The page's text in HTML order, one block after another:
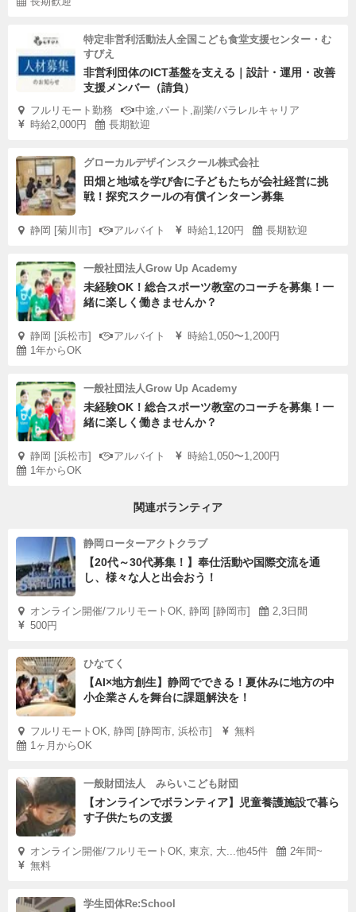
特定非営利活動法人全国こども食堂支援センター・む
すびえ
非営利団体のICT基盤を支える｜設計・運用・改善
支援メンバー（請負）
フルリモート勤務
中途,パート,副業/パラレルキャリア
時給2,000円
長期歓迎
グローカルデザインスクール株式会社
田畑と地域を学び舎に子どもたちが会社経営に挑
戦！探究スクールの有償インターン募集
静岡 [菊川市] アルバイト 時給1,120円 長期歓迎
一般社団法人Grow Up Academy
未経験OK！総合スポーツ教室のコーチを募集！一
緒に楽しく働きませんか？
静岡 [浜松市] アルバイト
時給1,050〜1,200円
1年からOK
一般社団法人Grow Up Academy
未経験OK！総合スポーツ教室のコーチを募集！一
緒に楽しく働きませんか？
静岡 [浜松市] アルバイト
時給1,050〜1,200円
1年からOK
関連ボランティア
静岡ローターアクトクラブ
【20代～30代募集！】奉仕活動や国際交流を通
し、様々な人と出会おう！
オンライン開催/フルリモートOK, 静岡 [静岡市]
2,3日間
500円
ひなてく
【AI×地方創生】静岡でできる！夏休みに地方の中
小企業さんを舞台に課題解決を！
フルリモートOK, 静岡 [静岡市, 浜松市]
無料
1ヶ月からOK
一般財団法人 みらいこども財団
【オンラインでボランティア】児童養護施設で暮ら
す子供たちの支援
オンライン開催/フルリモートOK, 東京, 大...他45件
2年間~
無料
学生団体Re:School